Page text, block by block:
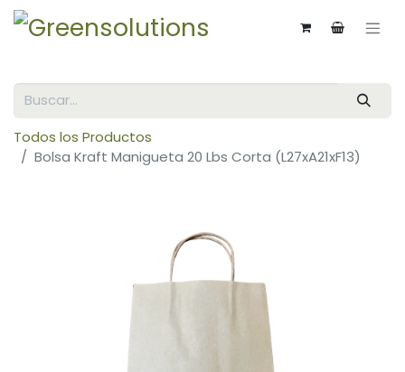
Todos los Productos
Bolsa Kraft Manigueta 20 Lbs Corta (L27xA21xF13)